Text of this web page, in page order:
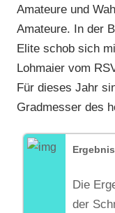
Amateure und
Amateure. In der
Elite schob sich
Lohmaier vom
Für dieses Jahr
Gradmesser des
Die
der